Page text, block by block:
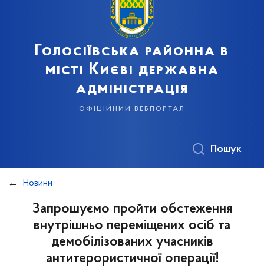
Голосіївська районна в
місті Києві державна
адміністрація
офіційний вебпортал
Пошук
Новини
Запрошуємо пройти обстеження
внутрішньо переміщених осіб та
демобілізованих учасників
антитерористичної операції!